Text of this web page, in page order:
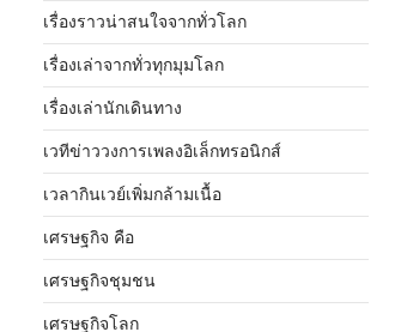
เรื่องราวน่าสนใจจากทั่วโลก
เรื่องเล่าจากทั่วทุกมุมโลก
เรื่องเล่านักเดินทาง
เวทีข่าววงการเพลงอิเล็กทรอนิกส์
เวลากินเวย์เพิ่มกล้ามเนื้อ
เศรษฐกิจ คือ
เศรษฐกิจชุมชน
เศรษฐกิจโลก